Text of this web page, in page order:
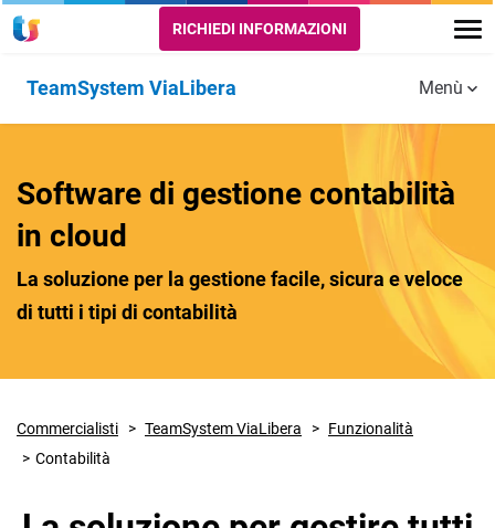
RICHIEDI INFORMAZIONI
TeamSystem ViaLibera
PRINCIPALI
Antiriciclaggio
Pratiche
Dichiarazioni
Telematici Cloud
DIGITALE
Collaborazione
ViaLibera ed
Euroconference
Risorse utili
servizi
ViaLibera
Paghe
servizio di
Menù
Software di gestione contabilità
in cloud
La soluzione per la gestione facile, sicura e veloce
di tutti i tipi di contabilità
Commercialisti TeamSystem ViaLibera
Funzionalità
Contabilità